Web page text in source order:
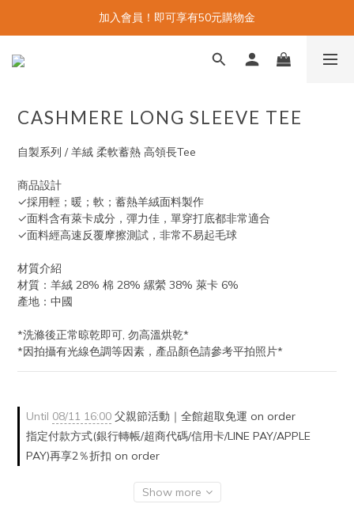
加入會員！即可享有50元購物金
CASHMERE LONG SLEEVE TEE
自製系列 / 羊絨 柔軟蓄熱 高領長Tee
商品設計
✓採用輕；暖；軟；蓄熱羊絨面料製作
✓面料含有萊卡成分，彈力佳，單穿打底都非常適合
✓面料經高速反覆摩擦測試，非常不易起毛球
材質介紹
材質：羊絨 28% 棉 28% 縲縈 38% 萊卡 6%
產地：中國
*洗滌後正常晾乾即可, 勿高溫烘乾*
*因拍攝有光線色調等因素，產品顏色請參考平拍照片*
Until 08/11 16:00 父親節活動｜全館超取免運 on order
指定付款方式(銀行轉帳/超商代碼/信用卡/LINE PAY/APPLE
PAY)再享2％折扣 on order
Show more